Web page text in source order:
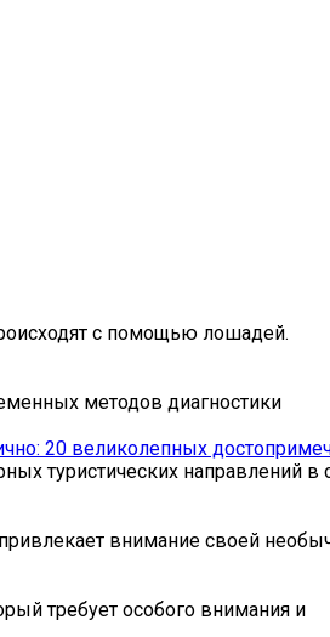
с помощью лошадей.
методов диагностики
20 великолепных
туристических направлений в
внимание своей
требует особого внимания и